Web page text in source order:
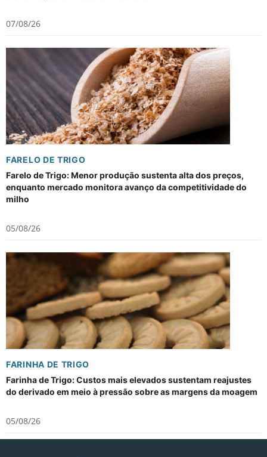
07/08/26
FARELO DE TRIGO
Farelo de Trigo: Menor produção sustenta alta dos preços,
enquanto mercado monitora avanço da competitividade do
milho
05/08/26
FARINHA DE TRIGO
Farinha de Trigo: Custos mais elevados sustentam reajustes
do derivado em meio à pressão sobre as margens da moagem
05/08/26